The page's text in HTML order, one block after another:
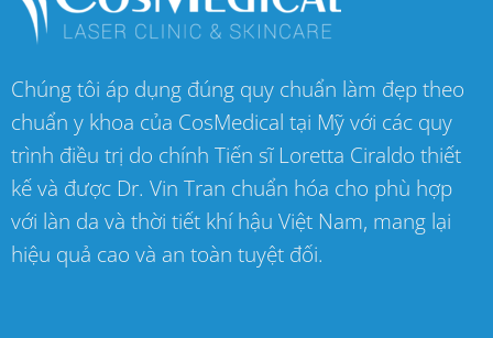
Chúng tôi áp dụng đúng quy chuẩn làm đẹp theo
chuẩn y khoa của CosMedical tại Mỹ với các quy
trình điều trị do chính Tiến sĩ Loretta Ciraldo thiết
kế và được Dr. Vin Tran chuẩn hóa cho phù hợp
với làn da và thời tiết khí hậu Việt Nam, mang lại
hiệu quả cao và an toàn tuyệt đối.